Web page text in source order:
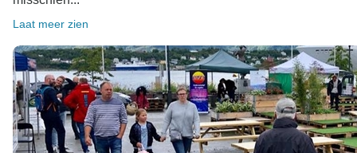
Laat meer zien